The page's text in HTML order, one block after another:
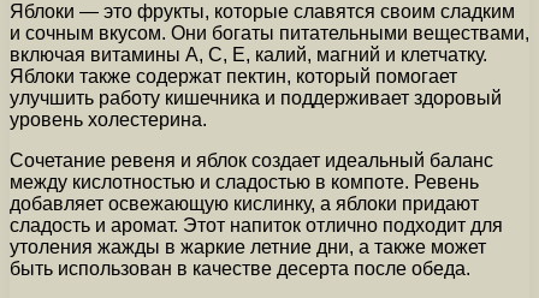
Яблоки — это фрукты, которые славятся своим сладким
и сочным вкусом. Они богаты питательными веществами,
включая витамины А, С, Е, калий, магний и клетчатку.
Яблоки также содержат пектин, который помогает
улучшить работу кишечника и поддерживает здоровый
уровень холестерина.
Сочетание ревеня и яблок создает идеальный баланс
между кислотностью и сладостью в компоте. Ревень
добавляет освежающую кислинку, а яблоки придают
сладость и аромат. Этот напиток отлично подходит для
утоления жажды в жаркие летние дни, а также может
быть использован в качестве десерта после обеда.